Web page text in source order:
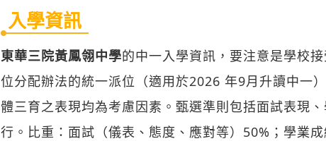
入學資訊
東華三院黃鳳翎中學的中一入學資訊，要注意是學校
位分配辦法的統一派位（適用於2026 年9月升讀中一
體三育之表現均為考慮因素。甄選準則包括面試表現
行。比重：面試（儀表、態度、應對等）50%；學業